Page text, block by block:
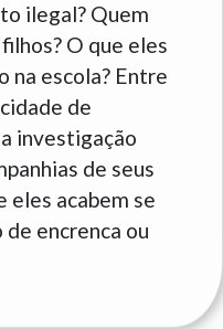
ilegal? Quem
O que eles
na escola? Entre
de
investigação
de seus
eles acabem se
encrenca ou